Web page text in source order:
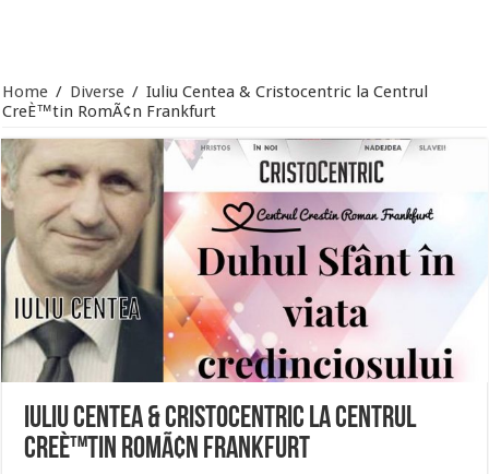
Home / Diverse / Iuliu Centea & Cristocentric la Centrul
CreÈ™tin RomÃ¢n Frankfurt
Iuliu Centea & Cristocentric la Centrul
CreÈ™tin RomÃ¢n Frankfurt